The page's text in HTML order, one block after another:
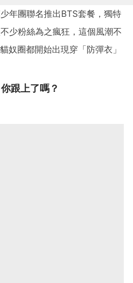
年團聯名推出BTS套餐，獨特
少粉絲為之瘋狂，這個風潮不
奴圈都開始出現穿「防彈衣」
跟上了嗎？